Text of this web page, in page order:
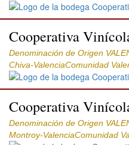
Cooperativa
Denominación de Origen
Chiva-ValenciaComunidad
Cooperativa
Denominación de Origen
Montroy-ValenciaComunidad